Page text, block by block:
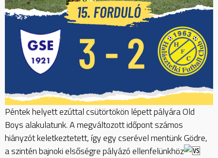
Péntek helyett ezúttal csütörtökön lépett pályára Old
Boys alakulatunk. A megváltozott időpont számos
hiányzót keletkeztetett, így egy cserével mentünk Gödre,
a szintén bajnoki elsőségre pályázó ellenfelünkhöz